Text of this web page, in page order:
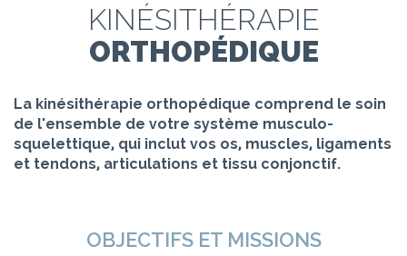
KINÉSITHÉRAPIE
ORTHOPÉDIQUE
La kinésithérapie orthopédique comprend le soin
de l'ensemble de votre système musculo-
squelettique, qui inclut vos os, muscles, ligaments
et tendons, articulations et tissu conjonctif.
OBJECTIFS ET MISSIONS